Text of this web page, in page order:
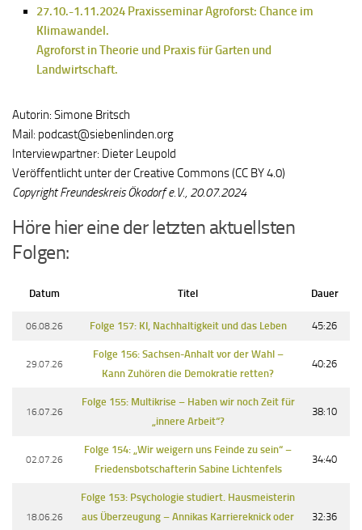
27.10.-1.11.2024 Praxisseminar Agroforst: Chance im
Klimawandel.
Agroforst in Theorie und Praxis für Garten und
Landwirtschaft.
Autorin: Simone Britsch
Mail: podcast@siebenlinden.org
Interviewpartner: Dieter Leupold
Veröffentlicht unter der Creative Commons (CC BY 4.0)
Copyright Freundeskreis Ökodorf e.V., 20.07.2024
Höre hier eine der letzten aktuellsten
Folgen:
Datum Titel Dauer
06.08.26 Folge 157: KI, Nachhaltigkeit und das Leben 45:26
29.07.26
Folge 156: Sachsen-Anhalt vor der Wahl –
Kann Zuhören die Demokratie retten?
40:26
16.07.26
Folge 155: Multikrise – Haben wir noch Zeit für
„innere Arbeit“?
38:10
02.07.26
Folge 154: „Wir weigern uns Feinde zu sein“ –
Friedensbotschafterin Sabine Lichtenfels
34:40
18.06.26
Folge 153: Psychologie studiert. Hausmeisterin
aus Überzeugung – Annikas Karriereknick oder
32:36